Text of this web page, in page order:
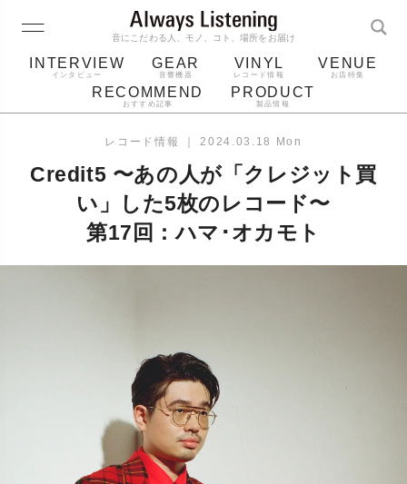
音にこだわる人、モノ、コト、場所をお届け
INTERVIEW
インタビュー
GEAR
音響機器
VINYL
レコード情報
VENUE
お店特集
RECOMMEND
おすすめ記事
PRODUCT
製品情報
ジャケット bluetooth
レコード針
レコード情報 ｜ 2024.03.18 Mon
Credit5 〜あの人が「クレジット買
い」した5枚のレコード〜
第17回：ハマ･オカモト